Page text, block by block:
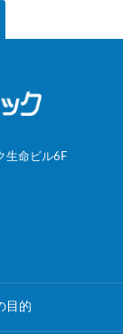
生命ビル6F
目的